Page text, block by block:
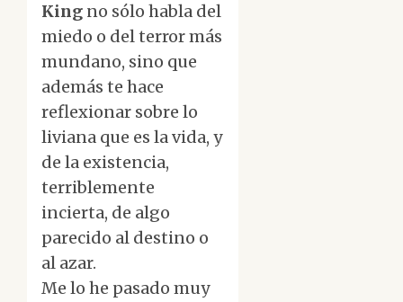
King no sólo habla del
miedo o del terror más
mundano, sino que
además te hace
reflexionar sobre lo
liviana que es la vida, y
de la existencia,
terriblemente
incierta, de algo
parecido al destino o
al azar.
Me lo he pasado muy